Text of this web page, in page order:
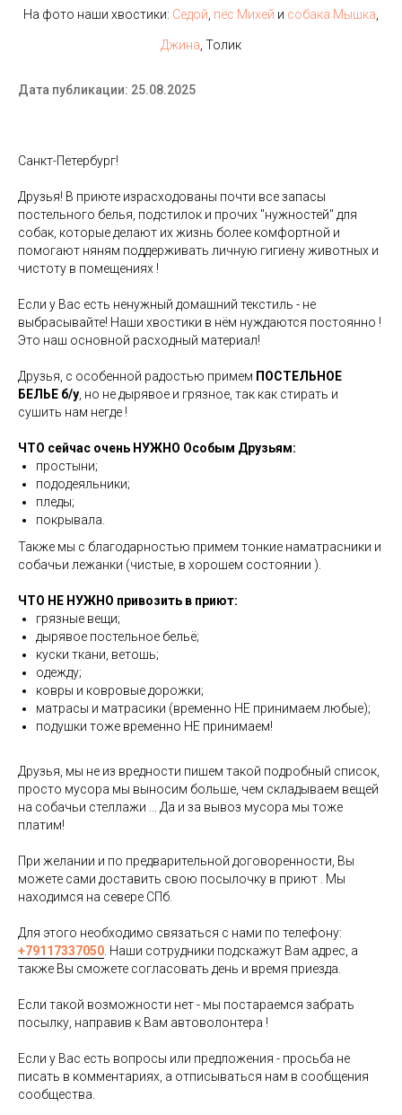
На фото наши хвостики: Седой пёс Михей и собака Мышка
Джина , Толик
Дата публикации: 25.08.2025
Санкт-Петербург!
Друзья! В приюте израсходованы почти все запасы
постельного белья, подстилок и прочих "нужностей" для
собак, которые делают их жизнь более комфортной и
помогают няням поддерживать личную гигиену животных и
чистоту в помещениях !
Если у Вас есть ненужный домашний текстиль - не
выбрасывайте! Наши хвостики в нём нуждаются постоянно !
Это наш основной расходный материал!
Друзья, с особенной радостью примем ПОСТЕЛЬНОЕ
БЕЛЬЕ б/у , но не дырявое и грязное, так как стирать и
сушить нам негде !
ЧТО сейчас очень НУЖНО Особым Друзьям:
простыни;
пододеяльники;
пледы;
покрывала.
Также мы с благодарностью примем тонкие наматрасники и
собачьи лежанки (чистые, в хорошем состоянии ).
ЧТО НЕ НУЖНО привозить в приют:
грязные вещи;
дырявое постельное бельё;
куски ткани, ветошь;
одежду;
ковры и ковровые дорожки;
матрасы и матрасики (временно НЕ принимаем любые);
подушки тоже временно НЕ принимаем!
Друзья, мы не из вредности пишем такой подробный список,
просто мусора мы выносим больше, чем складываем вещей
на собачьи стеллажи ... Да и за вывоз мусора мы тоже
платим!
При желании и по предварительной договоренности, Вы
можете сами доставить свою посылочку в приют . Мы
находимся на севере СПб.
Для этого необходимо связаться с нами по телефону:
+79117337050 . Наши сотрудники подскажут Вам адрес, а
также Вы сможете согласовать день и время приезда.
Если такой возможности нет - мы постараемся забрать
посылку, направив к Вам автоволонтера !
Если у Вас есть вопросы или предложения - просьба не
писать в комментариях, а отписываться нам в сообщения
сообщества.